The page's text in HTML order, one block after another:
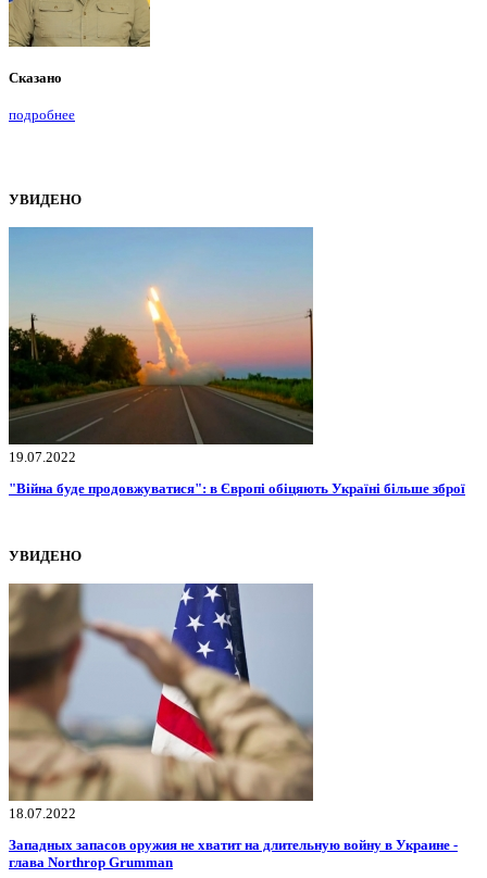
Сказано
подробнее
УВИДЕНО
19.07.2022
"Війна буде продовжуватися": в Європі обіцяють Україні більше зброї
УВИДЕНО
18.07.2022
Западных запасов оружия не хватит на длительную войну в Украине -
глава Northrop Grumman